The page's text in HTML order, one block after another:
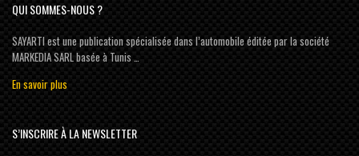
QUI SOMMES-NOUS ?
SAYARTI est une publication spécialisée dans l’automobile éditée par la société
MARKEDIA SARL basée à Tunis …
En savoir plus
S’INSCRIRE À LA NEWSLETTER